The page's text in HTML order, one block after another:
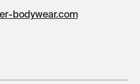
bodywear.com